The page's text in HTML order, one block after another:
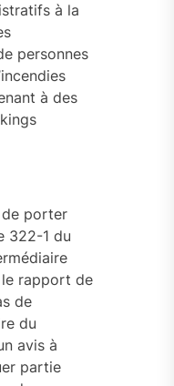
à la
personnes
à des
porter
322-1 du
le rapport de
de
du
avis à
partie